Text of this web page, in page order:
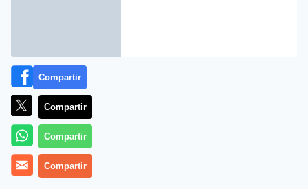
Más información
Compartir
Compartir
Compartir
Compartir